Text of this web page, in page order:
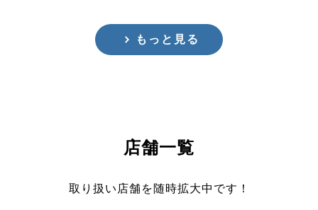
もっと見る
店舗一覧
取り扱い店舗を随時拡大中です！